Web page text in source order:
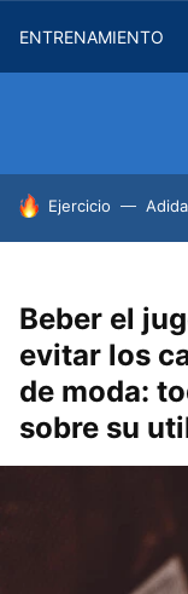
ENTRENAMIENTO
HOY SE HABLA
Ejercicio
Beber el
evitar los
de moda:
sobre su